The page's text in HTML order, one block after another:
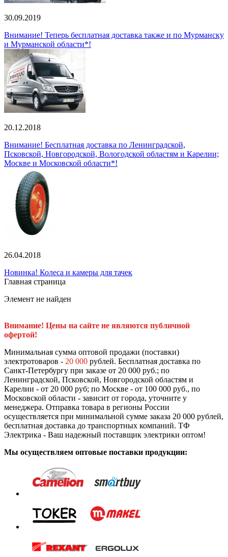
30.09.2019
Внимание! Теперь бесплатная доставка также и по Мурманску
и Мурманской области*!
20.12.2018
Внимание! Бесплатная доставка по Ленинградской,
Псковской, Новгородской, Вологодской областям и Карелии;
Москве и Московской области*!
26.04.2018
Новинка! Колеса и камеры для тачек
Главная страница
Элемент не найден
Внимание! Цены на сайте не являются публичной
офертой!
Минимальная сумма оптовой продажи (поставки)
электротоваров - 20 000 рублей. Бесплатная доставка по
Санкт-Петербургу при заказе от 20 000 руб.; по
Ленинградской, Псковской, Новгородской областям и
Карелии - от 20 000 руб; по Москве - от 100 000 руб., по
Московской области - зависит от города, уточните у
менеджера. Отправка товара в регионы России
осуществляется при минимальной сумме заказа 20 000 рублей,
бесплатная доставка до транспортных компаний. ТФ
Электрика - Ваш надежный поставщик электрики оптом!
Мы осуществляем оптовые поставки продукции: